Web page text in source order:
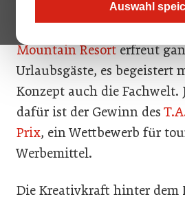
Auswahl
durchs Tal, und zwar die
Mountain Resorterfreut
Urlaubsgäste, es begeistert
Konzept auch die Fachwelt.
dafür ist der Gewinn des
Prix, ein Wettbewerb für
Werbemittel.
Die Kreativkraft hinter dem